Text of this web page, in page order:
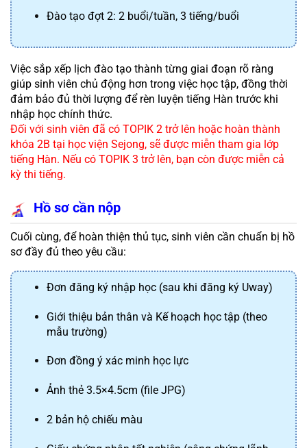
Đào tạo đợt 2: 2 buổi/tuần, 3 tiếng/buổi
Việc sắp xếp lịch đào tạo thành từng giai đoạn rõ ràng
giúp sinh viên chủ động hơn trong việc học tập, đồng thời
đảm bảo đủ thời lượng để rèn luyện tiếng Hàn trước khi
nhập học chính thức.
Đối với sinh viên đã có TOPIK 2 trở lên hoặc hoàn thành
khóa 2B tại học viện Sejong, sẽ được miễn tham gia lớp
tiếng Hàn. Nếu có TOPIK 3 trở lên, bạn còn được miễn cả
kỳ thi tiếng.
Hồ sơ cần nộp
Cuối cùng, để hoàn thiện thủ tục, sinh viên cần chuẩn bị hồ
sơ đầy đủ theo yêu cầu:
Đơn đăng ký nhập học (sau khi đăng ký Uway)
Giới thiệu bản thân và Kế hoạch học tập (theo
mẫu trường)
Đơn đồng ý xác minh học lực
Ảnh thẻ 3.5×4.5cm (file JPG)
2 bản hộ chiếu màu